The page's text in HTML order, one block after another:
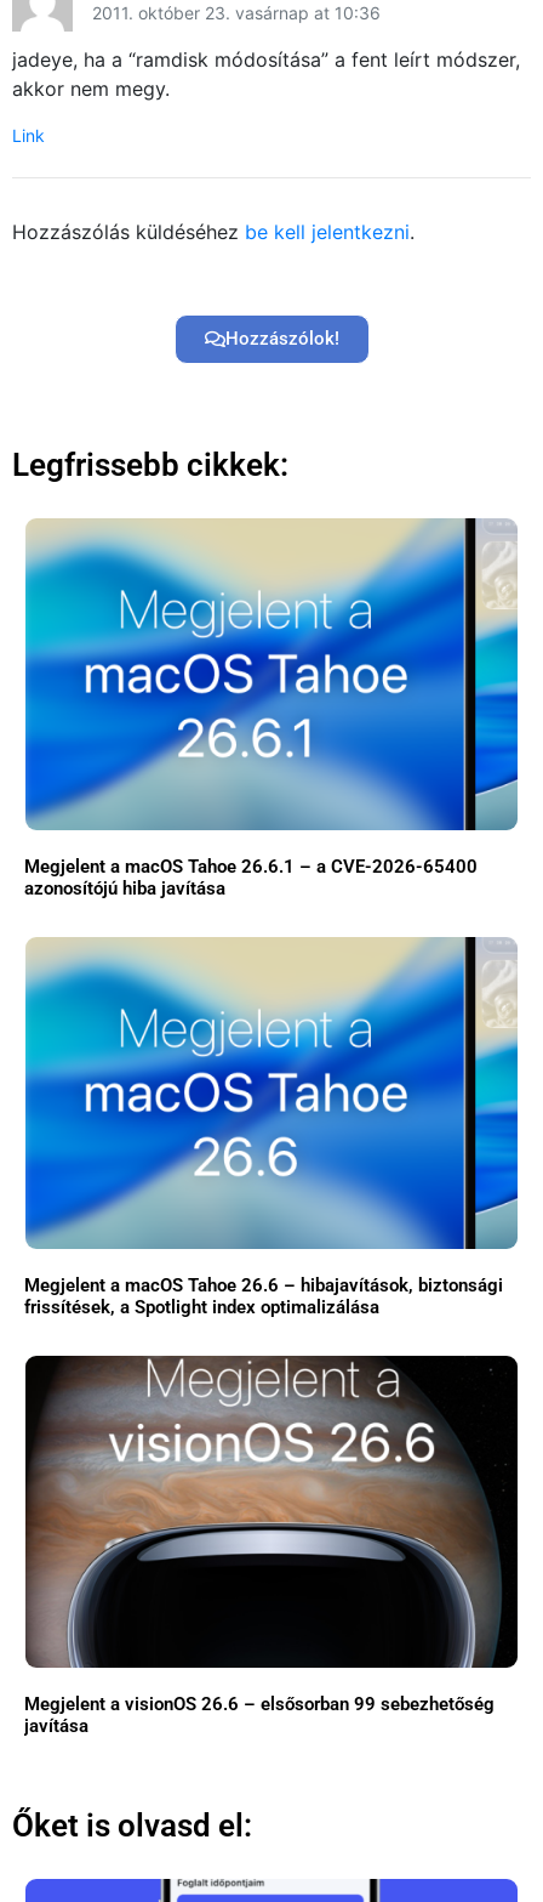
2011. október 23. vasárnap at 10:36
jadeye, ha a “ramdisk módosítása” a fent leírt módszer,
akkor nem megy.
Link
Hozzászólás küldéséhez be kell jelentkezni.
Hozzászólok!
Legfrissebb cikkek:
Megjelent a macOS Tahoe 26.6.1 – a CVE-2026-65400
azonosítójú hiba javítása
Megjelent a macOS Tahoe 26.6 – hibajavítások, biztonsági
frissítések, a Spotlight index optimalizálása
Megjelent a visionOS 26.6 – elsősorban 99 sebezhetőség
javítása
Őket is olvasd el: